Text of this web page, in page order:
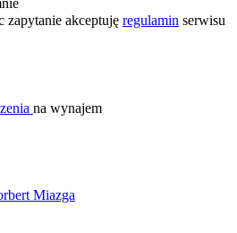
zapytanie akceptuję regulamin serwisu
na wynajem